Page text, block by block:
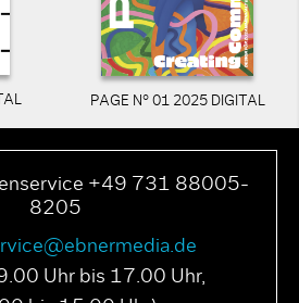
PAGE N° 01 2025 DIGITAL
+49 731 88005-
8205
Uhr bis 17.00 Uhr,